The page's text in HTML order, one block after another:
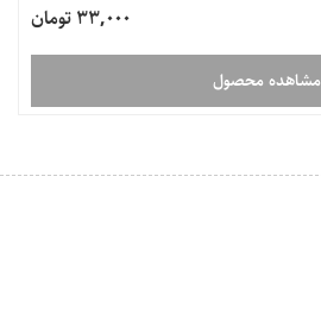
33,000 تومان
مشاهده محصول